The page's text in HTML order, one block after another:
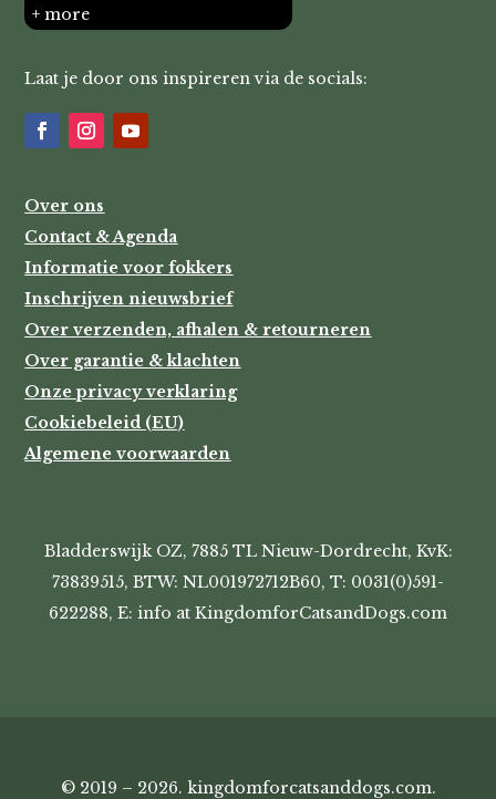
+ more
Laat je door ons inspireren via de socials:
Over ons
Contact & Agenda
Informatie voor fokkers
Inschrijven nieuwsbrief
Over verzenden, afhalen & retourneren
Over garantie & klachten
Onze privacy verklaring
Cookiebeleid (EU)
Algemene voorwaarden
Bladderswijk OZ, 7885 TL Nieuw-Dordrecht, KvK:
73839515, BTW: NL001972712B60, T: 0031(0)591-
622288, E: info at KingdomforCatsandDogs.com
© 2019 – 2026. kingdomforcatsanddogs.com.